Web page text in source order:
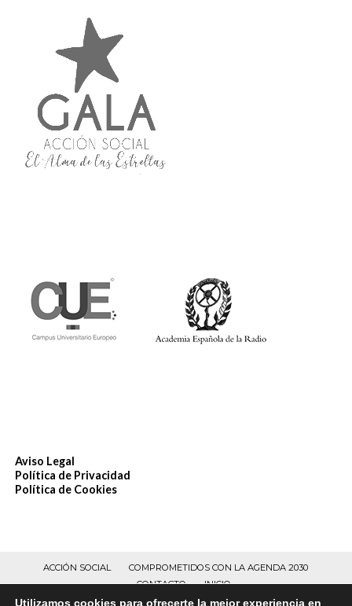
Aviso Legal
Política de Privacidad
Política de Cookies
ACCIÓN SOCIAL
COMPROMETIDOS CON LA AGENDA 2030
CONTACTO
INICIO
Utilizamos cookies para ofrecerte la mejor experiencia en